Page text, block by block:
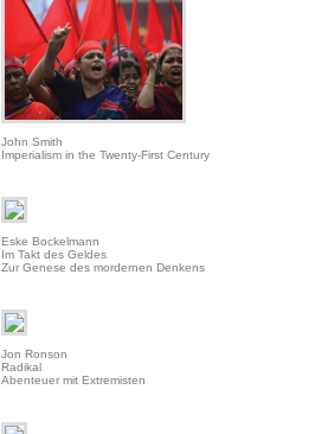
John Smith
Imperialism in the Twenty-First Century
Eske Bockelmann
Im Takt des Geldes
Zur Genese des mordernen Denkens
Jon Ronson
Radikal
Abenteuer mit Extremisten